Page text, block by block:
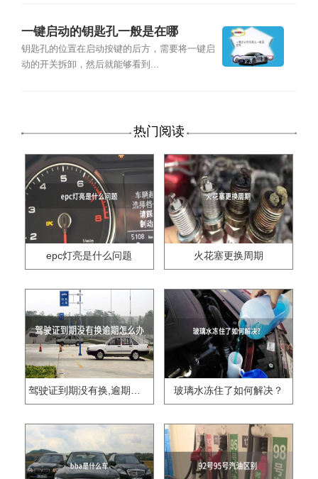
一键启动的钥匙孔一般是在哪
钥匙孔的位置在启动按键的后方，需要将一键启
动的开关拆卸，然后就能够看到...
热门阅读
epc灯亮是什么问题 火花塞更换周期
驾驶证到期没有换,逾期怎么办?? 玻璃水冻住了如何解决？